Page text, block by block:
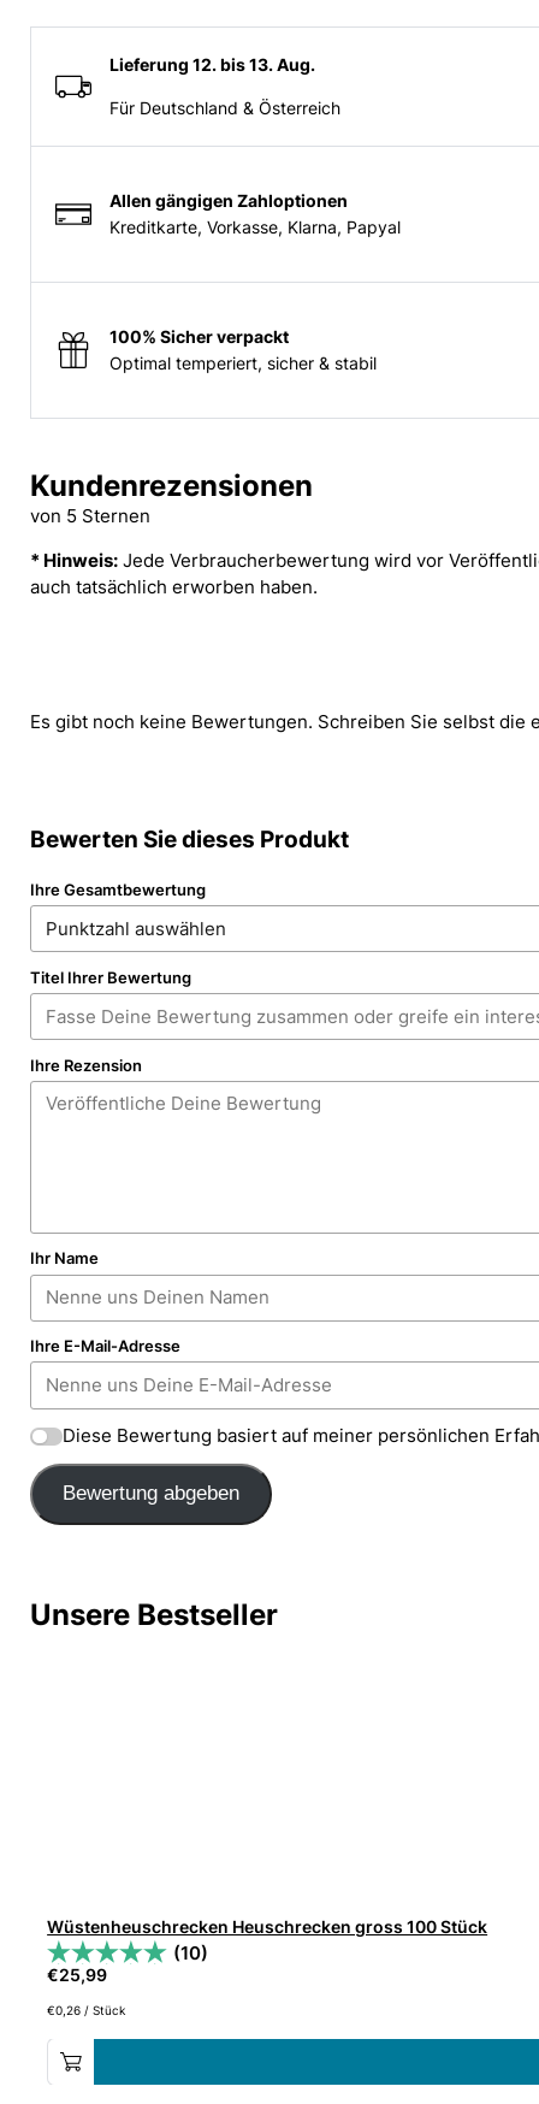
Lieferung 12. bis 13. Aug.
Für Deutschland & Österreich
Allen gängigen Zahloptionen
Kreditkarte, Vorkasse, Klarna, Papyal
100% Sicher verpackt
Optimal temperiert, sicher & stabil
Kundenrezensionen
von 5 Sternen
* Hinweis: Jede Verbraucherbewertung wird vor
auch tatsächlich erworben haben.
Es gibt noch keine Bewertungen. Schreiben Sie selbst die
Bewerten Sie dieses Produkt
Ihre Gesamtbewertung
Titel Ihrer Bewertung
Ihre Rezension
Ihr Name
Ihre E-Mail-Adresse
Diese Bewertung basiert auf meiner persönlichen
Bewertung abgeben
Unsere Bestseller
Wüstenheuschrecken Heuschrecken gross 100 Stück
(10)
€25,99
€0,26 /Stück